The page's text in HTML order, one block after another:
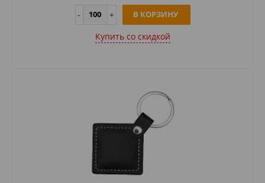
В КОРЗИНУ
Купить cо скидкой